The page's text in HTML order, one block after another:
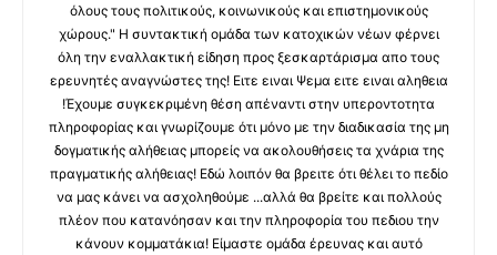
όλους τους πολιτικούς, κοινωνικούς και επιστημονικούς
χώρους." Η συντακτική ομάδα των κατοχικών νέων φέρνει
όλη την εναλλακτική είδηση προς ξεσκαρτάρισμα απο τους
ερευνητές αναγνώστες της! Ειτε ειναι Ψεμα ειτε ειναι αληθεια
!Έχουμε συγκεκριμένη θέση απέναντι στην υπεροντοτητα
πληροφορίας και γνωρίζουμε ότι μόνο με την διαδικασία της μη
δογματικής αλήθειας μπορείς να ακολουθήσεις τα χνάρια της
πραγματικής αλήθειας! Εδώ λοιπόν θα βρειτε ότι θέλει το πεδίο
να μας κάνει να ασχοληθούμε ...αλλά θα βρείτε και πολλούς
πλέον που κατανόησαν και την πληροφορία του πεδιου την
κάνουν κομματάκια! Είμαστε ομάδα έρευνας και αυτό